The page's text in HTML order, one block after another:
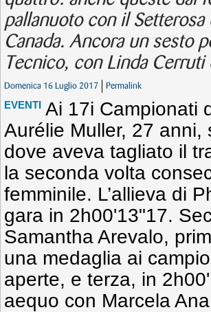
pallanuoto con il
Canada. Ancora un sesto
Tecnico, con Linda Cerruti
Domenica 16 Luglio 2017 Permalink
EVENTI Ai 17i Campionati
Aurélie Muller, 27
dove aveva tagliato il
la seconda volta
femminile. L’allieva di
gara in 2h00'13"17.
Samantha Arevalo,
una medaglia ai
aperte, e terza, in
aequo con Marcela